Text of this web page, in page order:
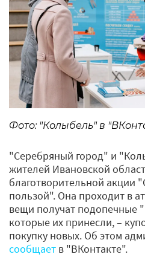
Фото: "Колыбель" в
"Серебряный город" и
жителей Ивановской
благотворительной акции
пользой". Она проходит в
вещи получат подопечные
которые их принесли, –
покупку новых. Об этом
сообщает в "ВКонтакте".